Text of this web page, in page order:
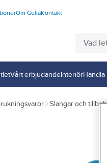
Om GeliaKontakt
Vårt erbjudandeInteriörHandla
Slangar och